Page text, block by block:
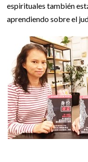
espirituales también
aprendiendo sobre el